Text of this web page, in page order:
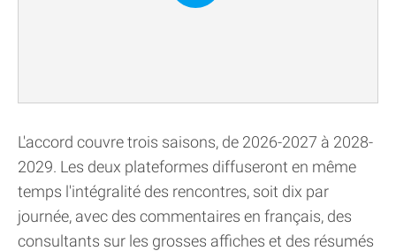
L'accord couvre trois saisons, de 2026-2027 à 2028-
2029. Les deux plateformes diffuseront en même
temps l'intégralité des rencontres, soit dix par
journée, avec des commentaires en français, des
consultants sur les grosses affiches et des résumés